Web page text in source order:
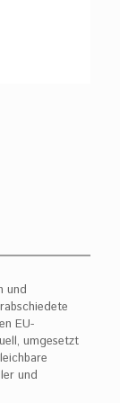
und
EU-
umgesetzt
und